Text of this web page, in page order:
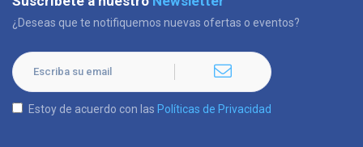
¿Deseas que te notifiquemos nuevas ofertas o eventos?
Estoy de acuerdo con las Políticas de Privacidad